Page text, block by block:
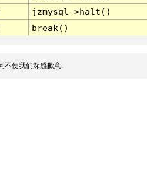
jzmysql->halt()
break()
不便我们深感歉意.